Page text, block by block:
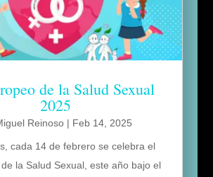
de la Salud Sexual
2025
Reinoso| Feb 14, 2025
cada 14 de febrero se celebra el
la Salud Sexual, este año bajo el